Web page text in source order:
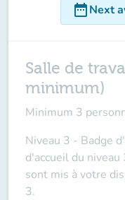
date_rangeNext
Salle de
minimum)
Minimum 3
Niveau 3 - Badge
d'accueil du
sont mis à votre
3.